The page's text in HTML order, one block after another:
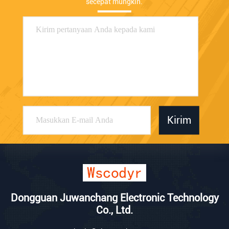
Kirim
Dongguan Juwanchang Electronic Technology
Co., Ltd.